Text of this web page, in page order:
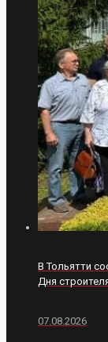
В Тольятти
Дня
07.08.2026